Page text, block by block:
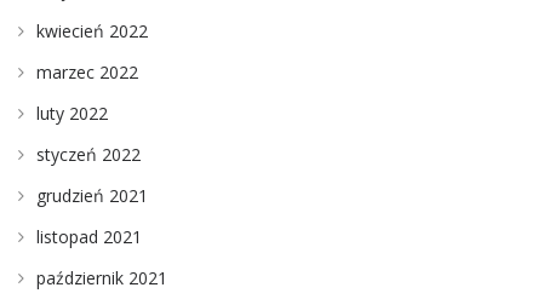
kwiecień 2022
marzec 2022
luty 2022
styczeń 2022
grudzień 2021
listopad 2021
październik 2021